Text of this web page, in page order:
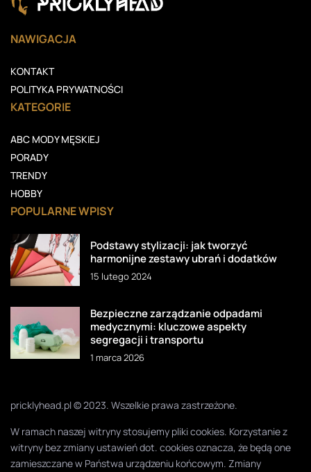
NAWIGACJA
KONTAKT
POLITYKA PRYWATNOŚCI
KATEGORIE
ABC MODY MĘSKIEJ
PORADY
TRENDY
HOBBY
POPULARNE WPISY
Podstawy stylizacji: jak tworzyć
harmonijne zestawy ubrań i dodatków
15 lutego 2024
Bezpieczne zarządzanie odpadami
medycznymi: kluczowe aspekty
segregacji i transportu
1 marca 2026
pricklyhead.pl © 2023. Wszelkie prawa zastrzeżone.
W ramach naszej witryny stosujemy pliki cookies. Korzystanie z
witryny bez zmiany ustawień dot. cookies oznacza, że będą one
zamieszczane w Państwa urządzeniu końcowym. Zmiany